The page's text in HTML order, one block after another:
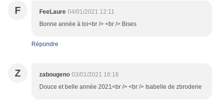
F FeeLaure 04/01/2021 12:11
Bonne année à toi<br /> <br /> Bises
Répondre
Z zabougeno 03/01/2021 16:16
Douce et belle année 2021<br /> <br /> Isabelle de zbroderie